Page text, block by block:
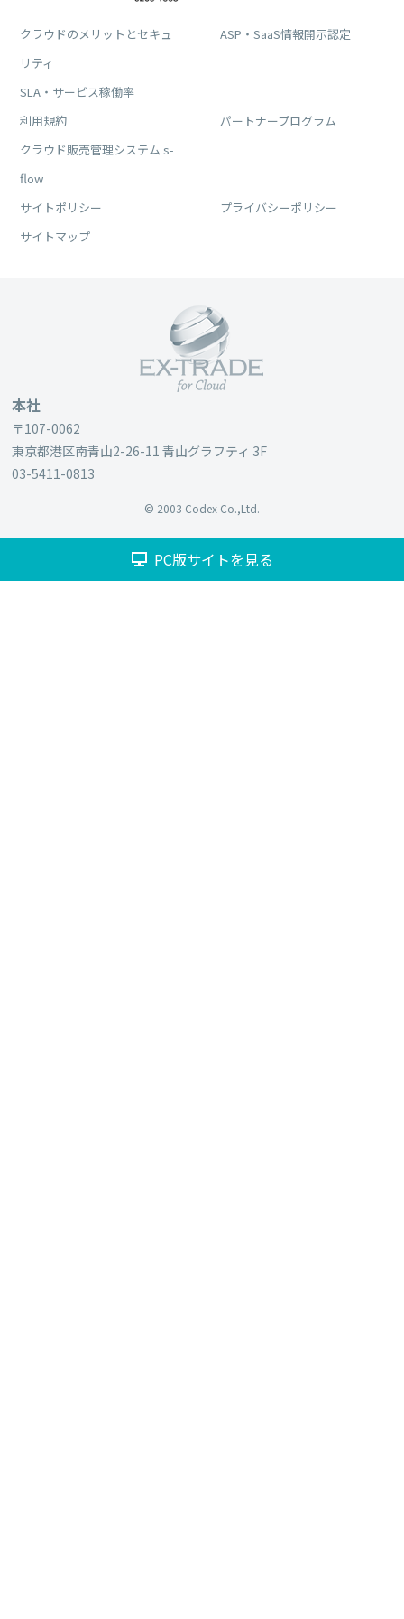
クラウドのメリットとセキュ
リティ
ASP・SaaS情報開示認定
SLA・サービス稼働率
利用規約
パートナープログラム
クラウド販売管理システム s-
flow
サイトポリシー
プライバシーポリシー
サイトマップ
本社
〒107-0062
東京都港区南⻘山2-26-11 ⻘山グラフティ 3F
03-5411-0813
© 2003 Codex Co.,Ltd.
PC版サイトを見る